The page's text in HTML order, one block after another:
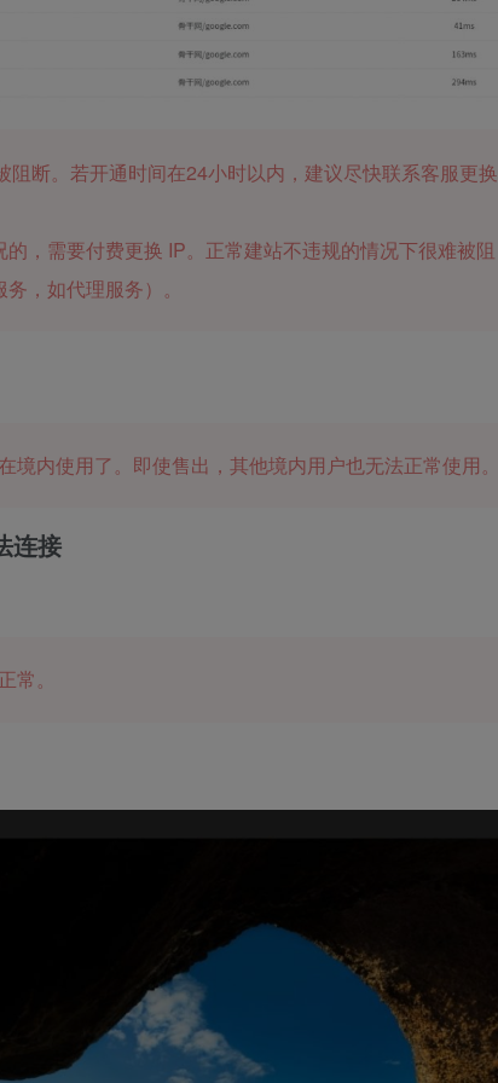
阻断。若开通时间在24小时以内，建议尽快联系客服更换
，需要付费更换 IP。正常建站不违规的情况下很难被阻
，如代理服务）。
境内使用了。即使售出，其他境内用户也无法正常使用。
连接
常。